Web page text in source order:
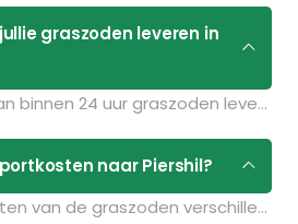
graszoden leveren in
Grasleveren.nl kan binnen 24 uur graszoden leveren in Piershil. Als u bijvoorbeeld graszoden op maandag bestelt voor 11:30 kunt u ze de volgende dag geleverd krijgen. Kijk voor de actuele leverdagen op de pagina
naar Piershil?
De transportkosten van de graszoden verschillen per postcodegebied en zijn afhankelijk van de hoeveelheid graszoden die u bestelt. Bent u benieuwd naar de prijzen? Vul uw gegevens in op de pagina